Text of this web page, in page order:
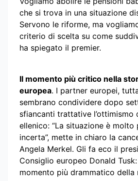
che si trova in una situazione
Servono le riforme, ma
criterio di scelta su come
ha spiegato il premier.
Il momento più critico nella
europea. I partner europei,
sembrano condividere dopo
sfiancanti trattative l’ottimismo
ellenico: “La situazione è molto
incerta”, mette in chiaro la
Angela Merkel. Gli fa eco il
Consiglio europeo Donald Tusk:
momento più drammatico della